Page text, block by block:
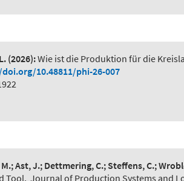
(2026):Wie ist die Produktion für die
10.48811/phi-26-007
Ast, J.; Dettmering, C.; Steffens, C.;
Tool, Journal of Production Systems and